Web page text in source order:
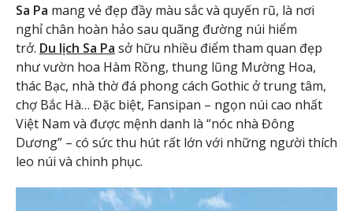
Sa Pa mang vẻ đẹp đầy màu sắc và quyến rũ, là nơi
nghỉ chân hoàn hảo sau quãng đường núi hiểm
trở. Du lịch Sa Pa sở hữu nhiều điểm tham quan đẹp
như vườn hoa Hàm Rồng, thung lũng Mường Hoa,
thác Bạc, nhà thờ đá phong cách Gothic ở trung tâm,
chợ Bắc Hà… Đặc biệt, Fansipan – ngọn núi cao nhất
Việt Nam và được mệnh danh là “nóc nhà Đông
Dương” – có sức thu hút rất lớn với những người thích
leo núi và chinh phục.